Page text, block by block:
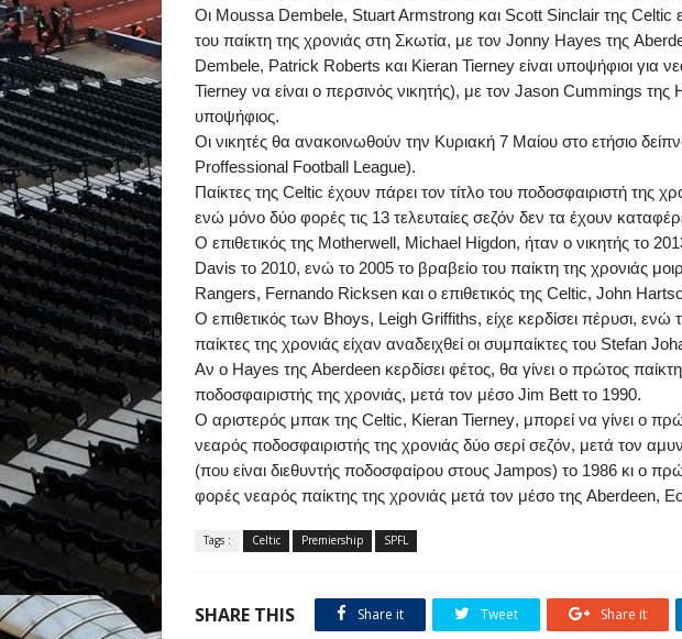
Οι Moussa Dembele, StuartArmstrong και Scott Sinclair της Celtic
του παίκτη της χρονιάς στη Σκωτία, με τον Jonny Hayes της
Dembele, Patrick Roberts και Kieran Tierney είναι υποψήφιοι για
Tierney να είναι ο περσινός νικητής), με τον Jason Cummings της
υποψήφιος.
Οι νικητές θα ανακοινωθούν την Κυριακή 7 Μαίου στο ετήσιο
Proffessional Football League).
Παίκτες της Celtic έχουν πάρει τον τίτλο του ποδοσφαιριστή της
ενώ μόνο δύο φορές τις 13 τελευταίες σεζόν δεν τα έχουν
Ο επιθετικός της Motherwell, Michael Higdon, ήταν ο νικητής το
Davis το 2010, ενώ το 2005 το βραβείο του παίκτη της χρονιάς
Rangers, Fernando Ricksen και ο επιθετικός της Celtic, John
Ο επιθετικός των Bhoys, Leigh Griffiths, είχε κερδίσει πέρυσι,
παίκτες της χρονιάς είχαν αναδειχθεί οι συμπαίκτες του Stefan
Αν ο Hayes της Aberdeen κερδίσει φέτος, θα γίνει ο πρώτος
ποδοσφαιριστής της χρονιάς, μετά τον μέσο Jim Bett το 1990.
Ο αριστερός μπακ της Celtic, Kieran Tierney, μπορεί να γίνει ο
νεαρός ποδοσφαιριστής της χρονιάς δύο σερί σεζόν, μετά τον
(που είναι διεθυντής ποδοσφαίρου στους Jampos) το 1986 κι ο
φορές νεαρός παίκτης της χρονιάς μετά τον μέσο της Aberdeen,
Tags : Celtic Premiership SPFL
SHARE THIS Share it Tweet Share it